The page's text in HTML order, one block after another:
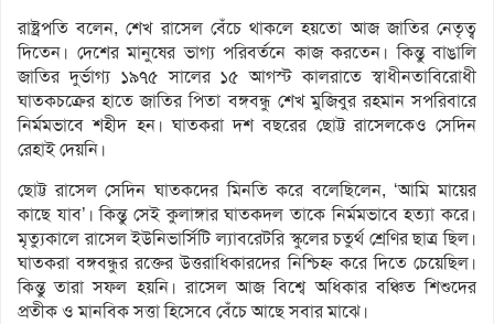
রাষ্ট্রপতি বলেন, শেখ রাসেল বেঁচে থাকলে হয়তো আজ জাতির নেতৃত্ব
দিতেন। দেশের মানুষের ভাগ্য পরিবর্তনে কাজ করতেন। কিন্তু বাঙালি
জাতির দুর্ভাগ্য ১৯৭৫ সালের ১৫ আগস্ট কালরাতে স্বাধীনতাবিরোধী
ঘাতকচক্রের হাতে জাতির পিতা বঙ্গবন্ধু শেখ মুজিবুর রহমান সপরিবারে
নির্মমভাবে শহীদ হন। ঘাতকরা দশ বছরের ছোট্ট রাসেলকেও সেদিন
রেহাই দেয়নি।
ছোট্ট রাসেল সেদিন ঘাতকদের মিনতি করে বলেছিলেন, ‘আমি মায়ের
কাছে যাব’। কিন্তু সেই কুলাঙ্গার ঘাতকদল তাকে নির্মমভাবে হত্যা করে।
মৃত্যুকালে রাসেল ইউনিভার্সিটি ল্যাবরেটরি স্কুলের চতুর্থ শ্রেণির ছাত্র ছিল।
ঘাতকরা বঙ্গবন্ধুর রক্তের উত্তরাধিকারদের নিশ্চিহ্ন করে দিতে চেয়েছিল।
কিন্তু তারা সফল হয়নি। রাসেল আজ বিশ্বে অধিকার বঞ্চিত শিশুদের
প্রতীক ও মানবিক সত্তা হিসেবে বেঁচে আছে সবার মাঝে।